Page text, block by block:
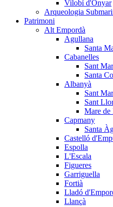
Vilobí d'Onyar
Arqueologia
Patrimoni
Alt Empordà
Agullana
Santa
Cabanelles
Sant
Santa
Albanyà
Sant
Sant
Mare
Capmany
Santa
Castelló
Espolla
L'Escala
Figueres
Garriguella
Fortià
Lladó
Llançà